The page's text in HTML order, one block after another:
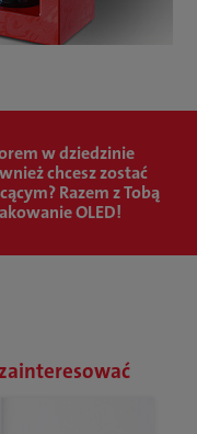
w dziedzinie
chcesz zostać
Razem z Tobą
OLED!